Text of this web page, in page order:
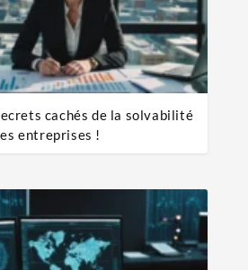
cachés de la solvabilité
entreprises !